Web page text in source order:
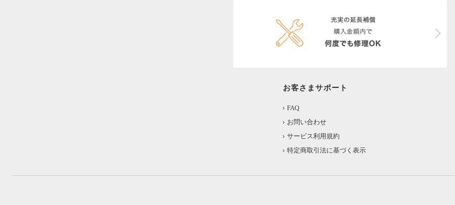
お客さまサポート
FAQ
お問い合わせ
サービス利用規約
特定商取引法に基づく表示